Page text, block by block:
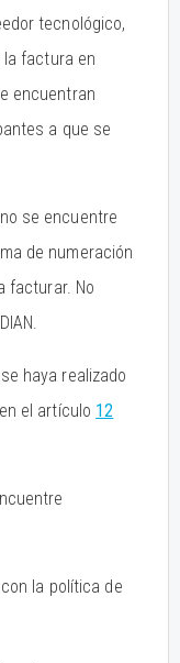
tecnológico,
factura en
encuentran
a que se
se encuentre
de numeración
facturar. No
haya realizado
el artículo 12
la política de